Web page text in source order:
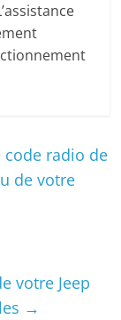
radio de
de votre
votre Jeep
→